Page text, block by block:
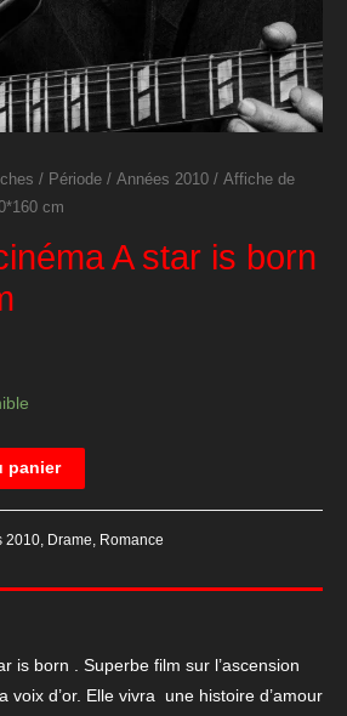
/ Période / Années 2010 / Affiche de
cm
A star is born
panier
2010 Drame Romance
is born . Superbe film sur l’ascension
voix d’or. Elle vivra une histoire d’amour